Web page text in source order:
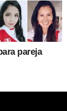
pareja